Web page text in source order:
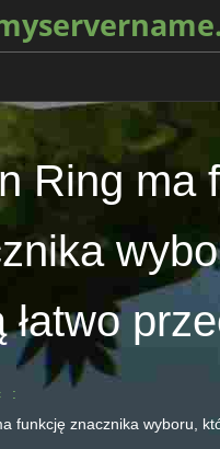
Ring ma
łatwo
funkcję znacznika wyboru,